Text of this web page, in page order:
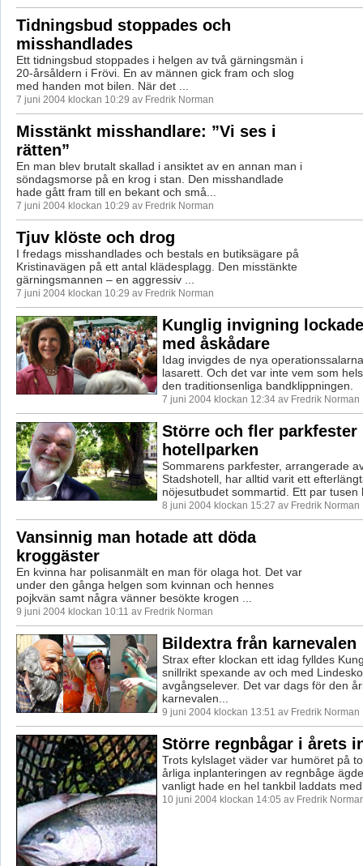
Tidningsbud stoppades och
misshandlades
Ett tidningsbud stoppades i helgen av två gärningsmän i
20-årsåldern i Frövi. En av männen gick fram och slog
med handen mot bilen. När det ...
7 juni 2004 klockan 10:29 av Fredrik Norman
Misstänkt misshandlare: ”Vi ses i
rätten”
En man blev brutalt skallad i ansiktet av en annan man i
söndagsmorse på en krog i stan. Den misshandlade
hade gått fram till en bekant och små...
7 juni 2004 klockan 10:29 av Fredrik Norman
Tjuv klöste och drog
I fredags misshandlades och bestals en butiksägare på
Kristinavägen på ett antal klädesplagg. Den misstänkte
gärningsmannen – en aggressiv ...
7 juni 2004 klockan 10:29 av Fredrik Norman
Kunglig invigning
med åskådare
Idag invigdes de nya
lasarett. Och det var inte vem som
den traditionsenliga bandklippningen.
7 juni 2004 klockan 12:34 av Fredrik Norman
Större och fler parkfester
hotellparken
Sommarens parkfester, arrangerade
Stadshotell, har alltid varit ett
nöjesutbudet sommartid. Ett par tusen
8 juni 2004 klockan 15:27 av Fredrik Norman
Vansinnig man hotade att döda
kroggäster
En kvinna har polisanmält en man för olaga hot. Det var
under den gånga helgen som kvinnan och hennes
pojkvän samt några vänner besökte krogen ...
9 juni 2004 klockan 10:11 av Fredrik Norman
Bildextra från karnevalen
Strax efter klockan ett idag fylldes
snillrikt spexande av och med
avgångselever. Det var dags för den
karnevalen...
9 juni 2004 klockan 13:51 av Fredrik Norman
Större regnbågar i årets
Trots kylslaget väder var humöret på
årliga inplanteringen av regnbåge
vanligt hade en hel tankbil laddats
10 juni 2004 klockan 14:05 av Fredrik